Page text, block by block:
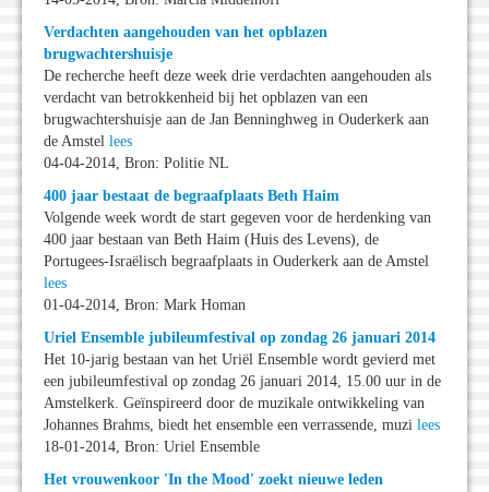
Verdachten aangehouden van het opblazen
brugwachtershuisje
De recherche heeft deze week drie verdachten aangehouden als
verdacht van betrokkenheid bij het opblazen van een
brugwachtershuisje aan de Jan Benninghweg in Ouderkerk aan
de Amstel lees
04-04-2014, Bron: Politie NL
400 jaar bestaat de begraafplaats Beth Haim
Volgende week wordt de start gegeven voor de herdenking van
400 jaar bestaan van Beth Haim (Huis des Levens), de
Portugees-Israëlisch begraafplaats in Ouderkerk aan de Amstel
lees
01-04-2014, Bron: Mark Homan
Uriel Ensemble jubileumfestival op zondag 26 januari 2014
Het 10-jarig bestaan van het Uriël Ensemble wordt gevierd met
een jubileumfestival op zondag 26 januari 2014, 15.00 uur in de
Amstelkerk. Geïnspireerd door de muzikale ontwikkeling van
Johannes Brahms, biedt het ensemble een verrassende, muzi lees
18-01-2014, Bron: Uriel Ensemble
Het vrouwenkoor 'In the Mood' zoekt nieuwe leden